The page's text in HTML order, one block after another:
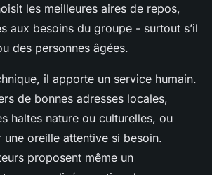
les meilleures aires de repos,
aux besoins du groupe - surtout s’il
des personnes âgées.
il apporte un service humain.
de bonnes adresses locales,
haltes nature ou culturelles, ou
oreille attentive si besoin.
proposent même un